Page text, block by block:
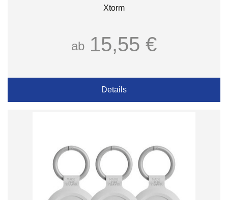
Xtorm
ab 15,55 €
Details